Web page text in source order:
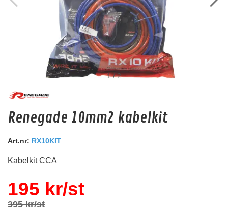
Nakamichi NK-RCP8
8M signalkabel
Snabblager 1-3 dagar
1/2
Renegade 10mm2 kabelkit
Art.nr: RX10KIT
Kabelkit CCA
195 kr/st
395 kr/st